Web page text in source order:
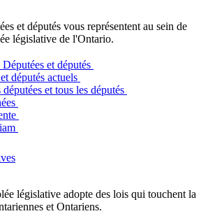
et députés vous représentent au sein de
législative de l'Ontario.
et députés
députés actuels
députées et tous les députés
législative adopte des lois qui touchent la
et Ontariens.